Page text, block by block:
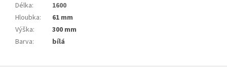
Délka:
1600
Hloubka:
61 mm
Výška:
300 mm
Barva: bílá